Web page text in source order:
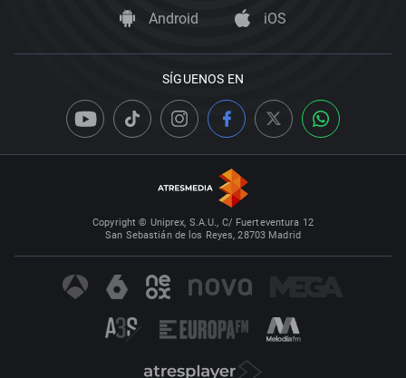
Android iOS
SÍGUENOS EN
Copyright © Uniprex, S.A.U., C/ Fuerteventura 12
San Sebastián de los Reyes, 28703 Madrid